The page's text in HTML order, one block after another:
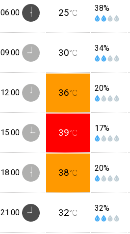
06:00 25°C 38%
09:00 30°C 34%
12:00 36°C 20%
15:00 39°C 17%
18:00 38°C 20%
21:00 32°C 32%